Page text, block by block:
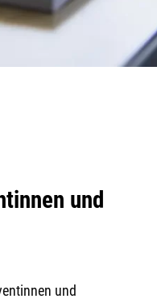
und
und